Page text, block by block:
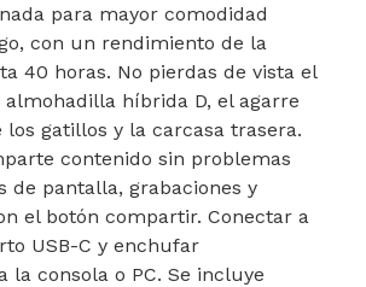
para mayor comodidad
con un rendimiento de la
40 horas. No pierdas de vista el
híbrida D, el agarre
gatillos y la carcasa trasera.
contenido sin problemas
de pantalla, grabaciones y
el botón compartir. Conectar a
USB-C y enchufar
la consola o PC. Se incluye